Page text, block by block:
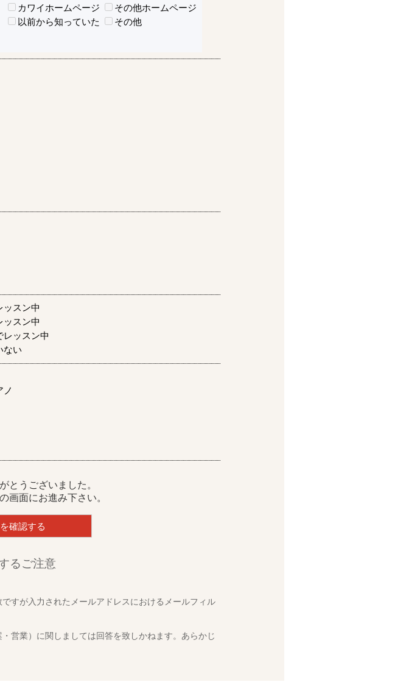
カワイホームページ
その他ホームページ
以前から知っていた その他
ッスン中
ッスン中
レッスン中
ない
ノ
とうございました。
画面にお進み下さい。
るご注意
すが入力されたメールアドレスにおけるメールフィル
営業）に関しましては回答を致しかねます。あらかじ